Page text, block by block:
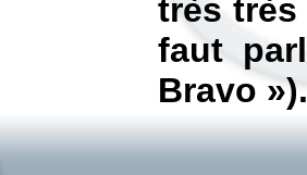
très
faut
Bravo